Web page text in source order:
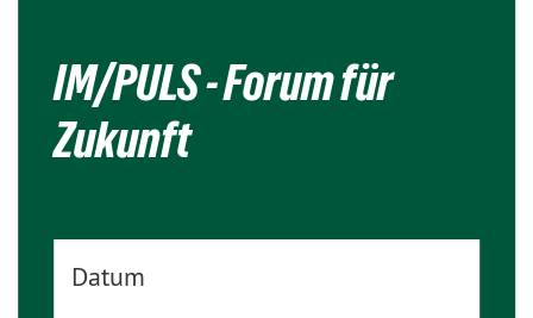
IM/PULS - Forum für
Zukunft
Datum